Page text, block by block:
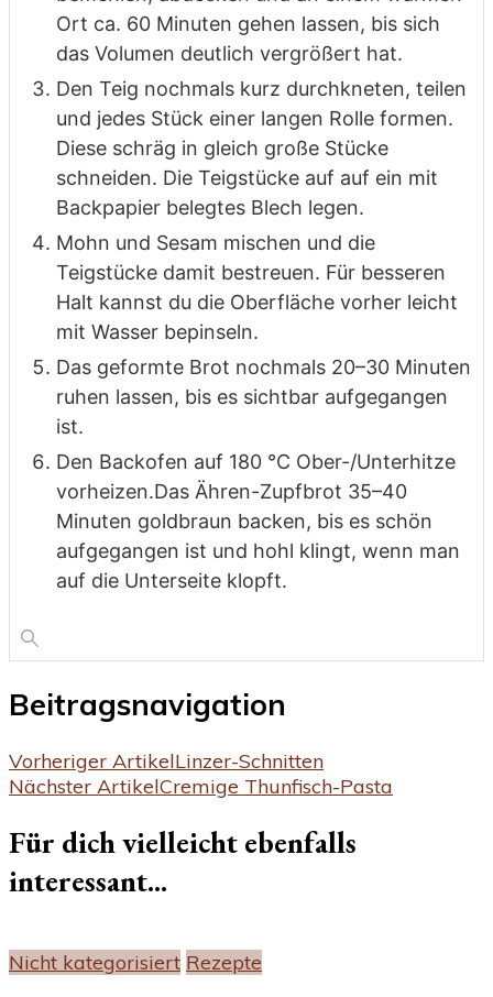
Ort ca. 60 Minuten gehen lassen, bis sich
das Volumen deutlich vergrößert hat.
Den Teig nochmals kurz durchkneten, teilen
und jedes Stück einer langen Rolle formen.
Diese schräg in gleich große Stücke
schneiden. Die Teigstücke auf auf ein mit
Backpapier belegtes Blech legen.
Mohn und Sesam mischen und die
Teigstücke damit bestreuen. Für besseren
Halt kannst du die Oberfläche vorher leicht
mit Wasser bepinseln.
Das geformte Brot nochmals 20–30 Minuten
ruhen lassen, bis es sichtbar aufgegangen
ist.
Den Backofen auf 180 °C Ober-/Unterhitze
vorheizen.Das Ähren-Zupfbrot 35–40
Minuten goldbraun backen, bis es schön
aufgegangen ist und hohl klingt, wenn man
auf die Unterseite klopft.
Beitragsnavigation
Vorheriger ArtikelLinzer-Schnitten
Nächster ArtikelCremige Thunfisch-Pasta
Für dich vielleicht ebenfalls
interessant...
Nicht kategorisiert Rezepte